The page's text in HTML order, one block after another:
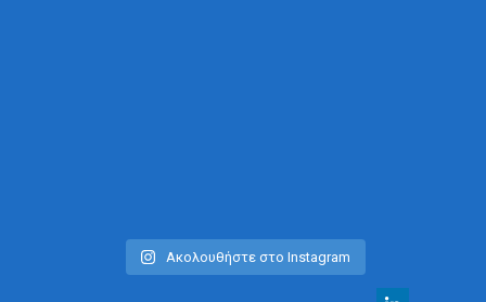
Ακολουθήστε στο Instagram